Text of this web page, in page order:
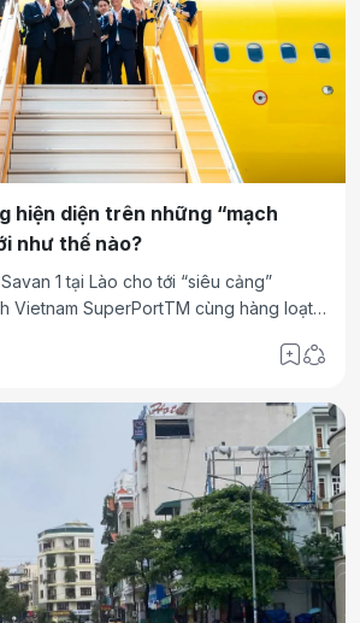
hiện diện trên những “mạch
như thế nào?
1 tại Lào cho tới “siêu cảng”
Vietnam SuperPortTM cùng hàng loạt
thấy một hướng đi đáng chú ý: hiện diện
logistics, hạ tầng và chuỗi cung ứng
càng gắn chặt với nhau.